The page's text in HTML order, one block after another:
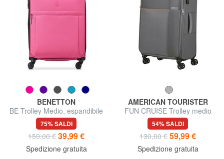
BENETTON
BE Trolley Medio, espandibile
75% SALDI
159,00 € 39,99 €
Spedizione gratuita
AMERICAN TOURISTER
FUN CRUISE Trolley medio
espandibile
54% SALDI
130,00 € 59,99 €
Spedizione gratuita